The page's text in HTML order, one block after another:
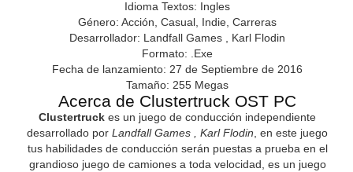
Idioma Textos: Ingles
Género: Acción, Casual, Indie, Carreras
Desarrollador: Landfall Games , Karl Flodin
Formato: .Exe
Fecha de lanzamiento: 27 de Septiembre de 2016
Tamaño: 255 Megas
Acerca de Clustertruck OST PC
Clustertruck es un juego de conducción independiente
desarrollado porLandfall Games , Karl Flodin , en este juego
tus habilidades de conducción serán puestas a prueba en el
grandioso juego de camiones a toda velocidad, es un juego